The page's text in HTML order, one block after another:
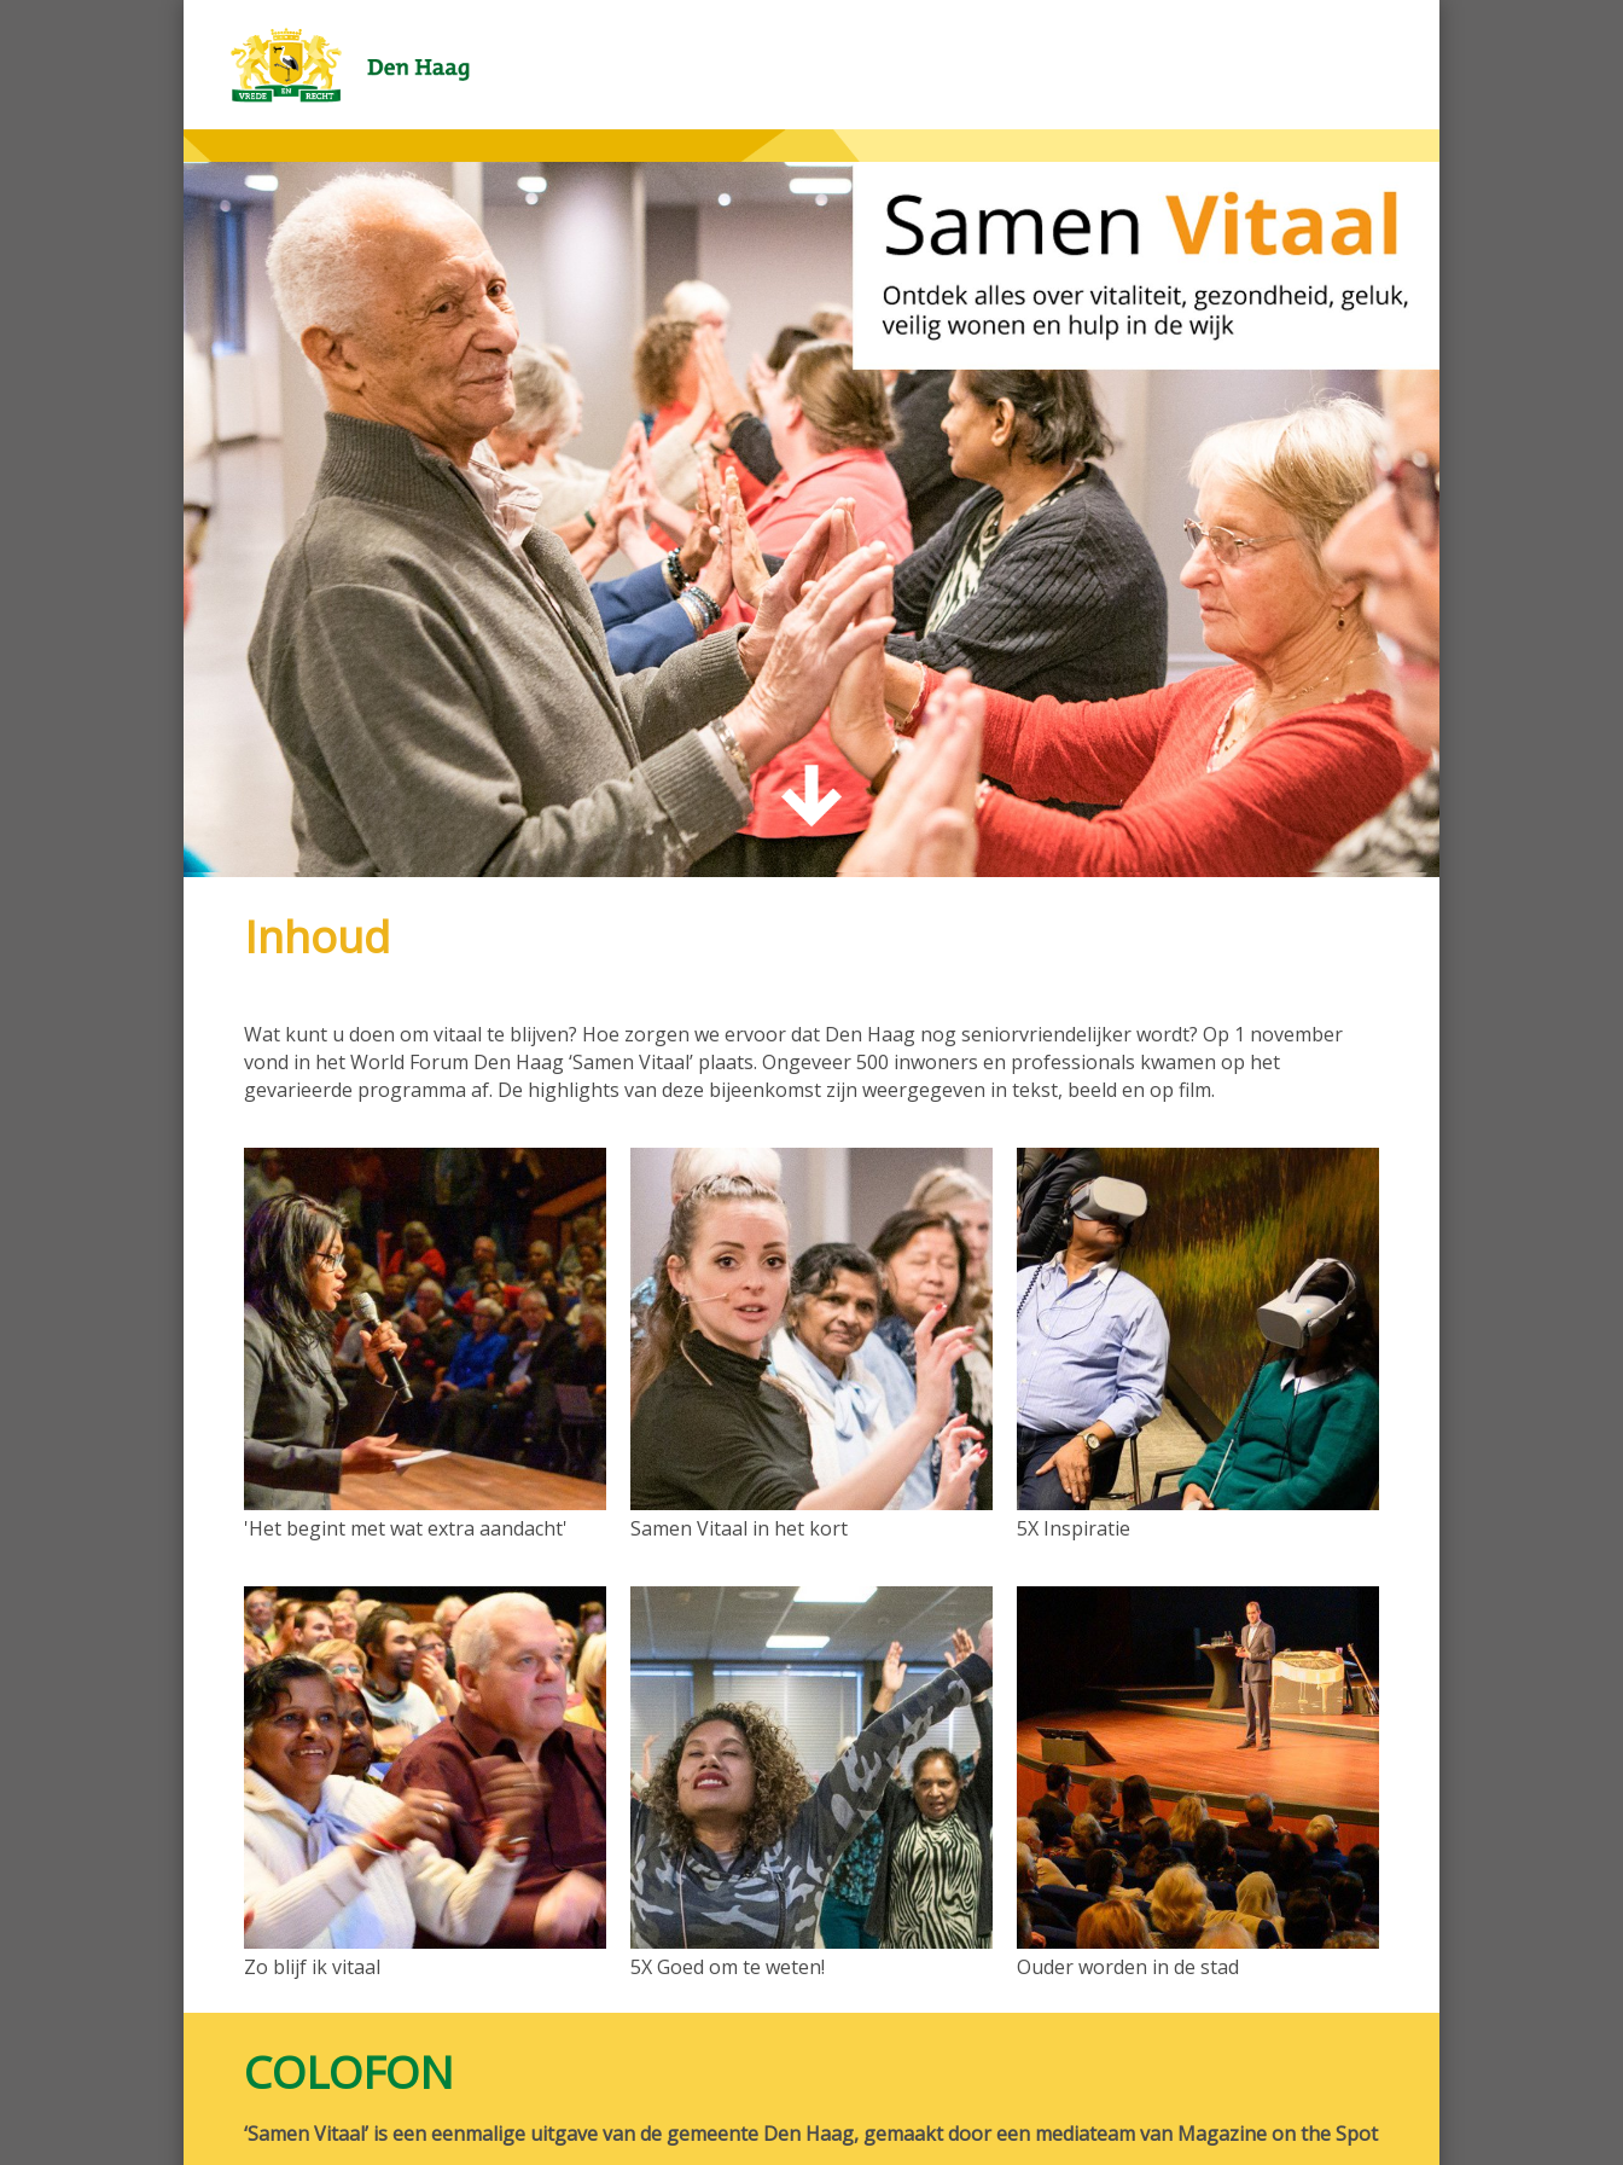
Inhoud
Wat kunt u doen om vitaal te blijven? Hoe zorgen we ervoor dat Den Haag nog seniorvriendelijker wordt? Op 1 november
vond in het World Forum Den Haag ‘Samen Vitaal’ plaats. Ongeveer 500 inwoners en professionals kwamen op het
gevarieerde programma af. De highlights van deze bijeenkomst zijn weergegeven in tekst, beeld en op film.
'Het begint met wat extra aandacht' Samen Vitaal in het kort 5X Inspiratie
Zo blijf ik vitaal 5X Goed om te weten! Ouder worden in de stad
COLOFON
‘Samen Vitaal’ is een eenmalige uitgave van de gemeente Den Haag, gemaakt door een mediateam van Magazine on the Spot